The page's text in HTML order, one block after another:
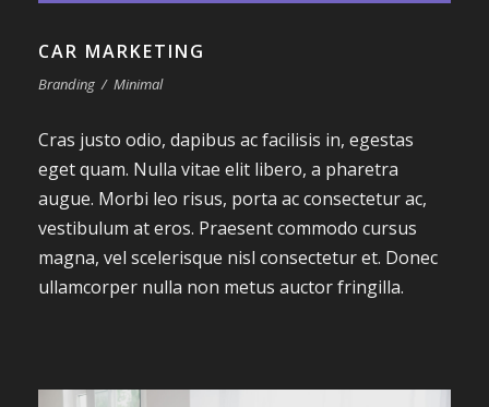
CAR MARKETING
Branding / Minimal
Cras justo odio, dapibus ac facilisis in, egestas
eget quam. Nulla vitae elit libero, a pharetra
augue. Morbi leo risus, porta ac consectetur ac,
vestibulum at eros. Praesent commodo cursus
magna, vel scelerisque nisl consectetur et. Donec
ullamcorper nulla non metus auctor fringilla.